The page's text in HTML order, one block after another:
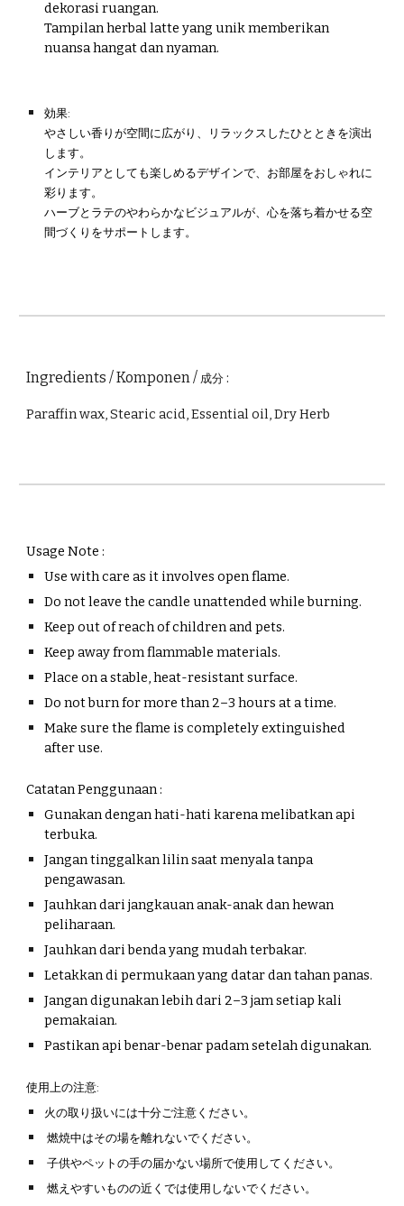
dekorasi ruangan.
Tampilan herbal latte yang unik memberikan
nuansa hangat dan nyaman.
効果:
やさしい香りが空間に広がり、リラックスしたひとときを演出
します。
インテリアとしても楽しめるデザインで、お部屋をおしゃれに
彩ります。
ハーブとラテのやわらかなビジュアルが、心を落ち着かせる空
間づくりをサポートします。
Ingredients / Komponen / 成分:
Paraffin wax, Stearic acid, Essential oil, Dry Herb
Usage Note :
Use with care as it involves open flame.
Do not leave the candle unattended while burning.
Keep out of reach of children and pets.
Keep away from flammable materials.
Place on a stable, heat-resistant surface.
Do not burn for more than 2–3 hours at a time.
Make sure the flame is completely extinguished
after use.
Catatan Penggunaan :
Gunakan dengan hati-hati karena melibatkan api
terbuka.
Jangan tinggalkan lilin saat menyala tanpa
pengawasan.
Jauhkan dari jangkauan anak-anak dan hewan
peliharaan.
Jauhkan dari benda yang mudah terbakar.
Letakkan di permukaan yang datar dan tahan panas.
Jangan digunakan lebih dari 2–3 jam setiap kali
pemakaian.
Pastikan api benar-benar padam setelah digunakan.
使用上の注意:
火の取り扱いには十分ご注意ください。
燃焼中はその場を離れないでください。
子供やペットの手の届かない場所で使用してください。
燃えやすいものの近くでは使用しないでください。